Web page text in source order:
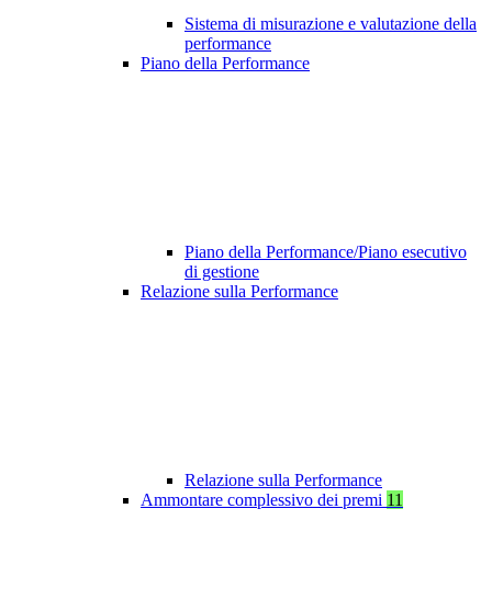
Sistema di misurazione e valutazione della
performance
Piano della Performance
Piano della Performance/Piano esecutivo
di gestione
Relazione sulla Performance
Relazione sulla Performance
Ammontare complessivo dei premi 11